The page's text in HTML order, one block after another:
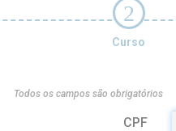
2
Curso
Todos os campos são obrigatórios
CPF